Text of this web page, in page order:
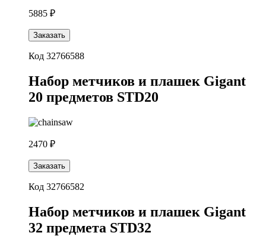
5885 ₽
Заказать
Код 32766588
Набор метчиков и плашек Gigant
20 предметов STD20
2470 ₽
Заказать
Код 32766582
Набор метчиков и плашек Gigant
32 предмета STD32